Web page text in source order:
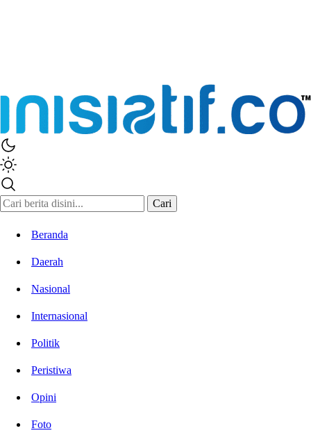
Inisiatif.co
Stay Connected Stay Informed
Cari
Beranda
Daerah
Nasional
Internasional
Politik
Peristiwa
Opini
Foto